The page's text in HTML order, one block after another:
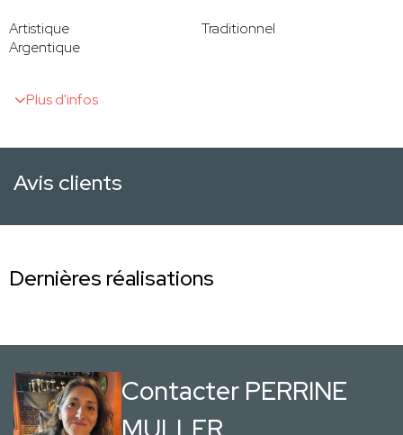
Artistique
Traditionnel
Argentique
Plus d'infos
Avis clients
Dernières réalisations
Contacter PERRINE